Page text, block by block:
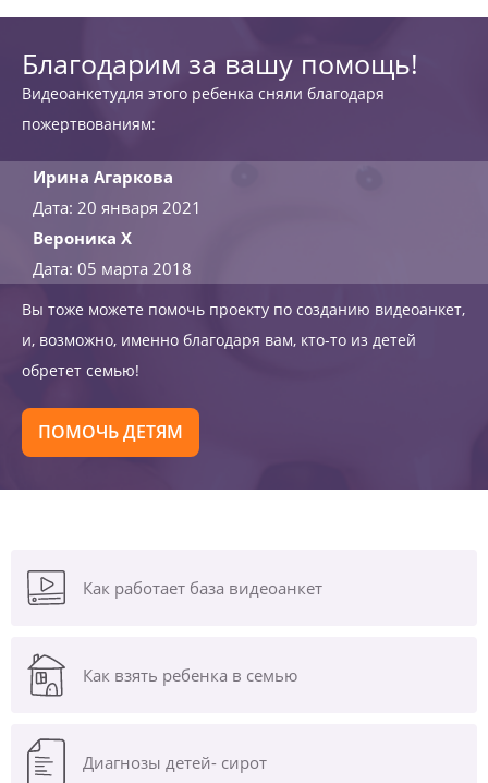
Благодарим за вашу помощь!
Видеоанкетудля этого ребенка сняли благодаря
пожертвованиям:
Ирина Агаркова
Дата: 20 января 2021
Вероника Х
Дата: 05 марта 2018
Вы тоже можете помочь проекту по созданию видеоанкет,
и, возможно, именно благодаря вам, кто-то из детей
обретет семью!
ПОМОЧЬ ДЕТЯМ
Как работает база видеоанкет
Как взять ребенка в семью
Диагнозы детей- сирот